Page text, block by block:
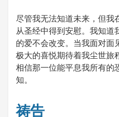
尽管我无法知道未来，但我
从圣经中得到安慰。我知道
的爱不会改变。当我面对面
极大的喜悦期待着我尘世旅
相信那一位能平息我所有的
知。
祷告